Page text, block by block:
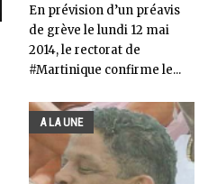
En prévision d’un préavis
de grève le lundi 12 mai
2014, le rectorat de
#Martinique confirme le...
A LA UNE